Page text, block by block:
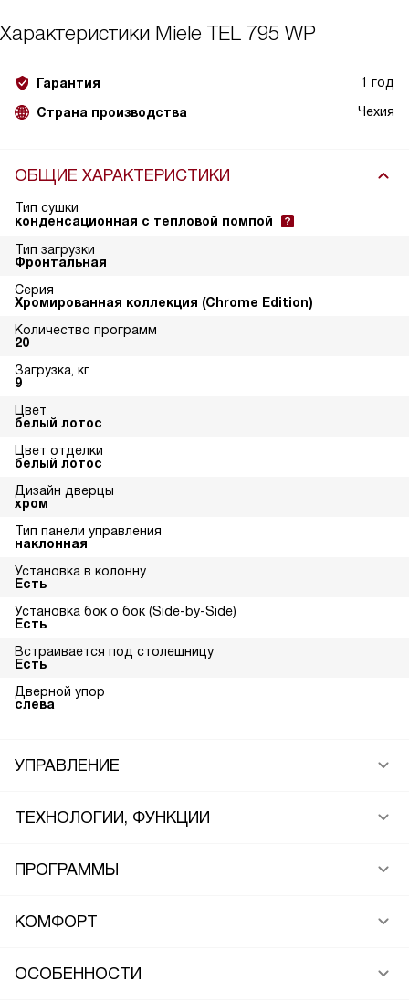
Характеристики Miele TEL 795 WP
Гарантия 1 год
Страна производства Чехия
ОБЩИЕ ХАРАКТЕРИСТИКИ
Тип сушки
конденсационная с тепловой помпой
Тип загрузки
Фронтальная
Серия
Хромированная коллекция (Chrome Edition)
Количество программ
20
Загрузка, кг
9
Цвет
белый лотос
Цвет отделки
белый лотос
Дизайн дверцы
хром
Тип панели управления
наклонная
Установка в колонну
Есть
Установка бок о бок (Side-by-Side)
Есть
Встраивается под столешницу
Есть
Дверной упор
слева
УПРАВЛЕНИЕ
ТЕХНОЛОГИИ, ФУНКЦИИ
ПРОГРАММЫ
КОМФОРТ
ОСОБЕННОСТИ